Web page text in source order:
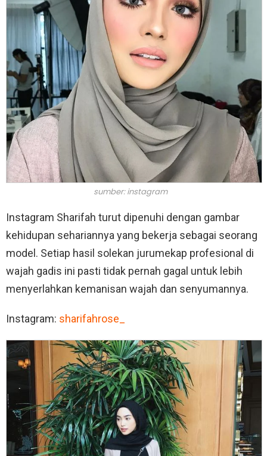
sumber: instagram
Instagram Sharifah turut dipenuhi dengan gambar
kehidupan sehariannya yang bekerja sebagai seorang
model. Setiap hasil solekan jurumekap profesional di
wajah gadis ini pasti tidak pernah gagal untuk lebih
menyerlahkan kemanisan wajah dan senyumannya.
Instagram: sharifahrose_